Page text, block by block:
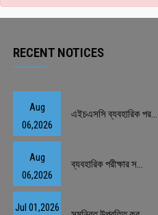
RECENT NOTICES
Aug
06,2026
এইচএসসি ব্যবহারিক পর...
Aug
06,2026
ব্যবহারিক পরীক্ষার স...
Jul 01,2026